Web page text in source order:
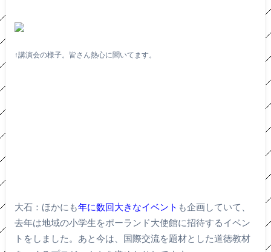
↑講演会の様子。皆さん熱心に聞いてます。
大石：ほかにも年に数回大きなイベント も企画していて、
去年は地域の小学生をポーランド大使館に招待するイベン
トをしました。あと今は、国際交流を題材とした道徳教材